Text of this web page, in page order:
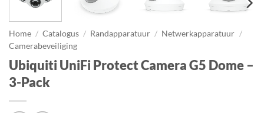
Home / Catalogus / Randapparatuur / Netwerkapparatuur /
Camerabeveiliging
Ubiquiti UniFi Protect Camera G5 Dome –
3-Pack